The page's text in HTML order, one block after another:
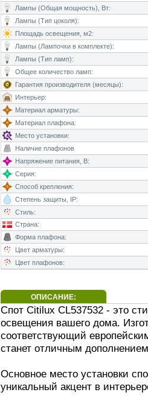
Лампы (Общая мощность), Вт:
Лампы (Тип цоколя):
Площадь освещения, м2:
Лампы (Лампочки в комплекте):
Лампы (Тип ламп):
Общее количество ламп:
Гарантия производителя (месяцы):
Интерьер:
Материал арматуры:
Материал плафона:
Место установки:
Наличие плафонов
Напряжение питания, В:
Серия:
Способ крепления:
Степень защиты, IP:
Стиль:
Страна:
Форма плафона:
Цвет арматуры:
Цвет плафонов:
ОПИСАНИЕ:
Спот Citilux CL537532 - это
освещения вашего дома.
соответствующий
станет отличным
Основное место установки
уникальный акцент в